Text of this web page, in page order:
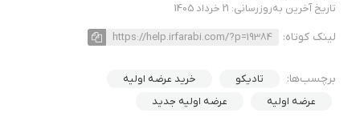
تاریخ آخرین به‌روزرسانی: 21 خرداد 1405
لینک کوتاه: https://help.irfarabi.com/?p=19384
برچسب‌ها: تادیکو
خرید عرضه اولیه
عرضه اولیه
عرضه اولیه جدید